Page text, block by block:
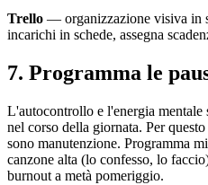
Trello — organizzazione visiva in
incarichi in schede, assegna
7. Programma le
L'autocontrollo e l'energia mentale
nel corso della giornata. Per
sono manutenzione. Programma
canzone alta (lo confesso, lo
burnout a metà pomeriggio.